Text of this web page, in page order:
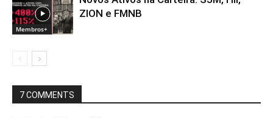
Membros+
ZION e FMNB
7 COMMENTS